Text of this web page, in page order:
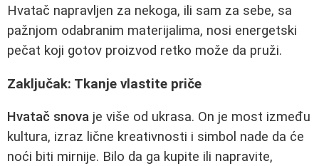
Hvatač napravljen za nekoga, ili sam za sebe, sa
pažnjom odabranim materijalima, nosi energetski
pečat koji gotov proizvod retko može da pruži.
Zaključak: Tkanje vlastite priče
Hvatač snova je više od ukrasa. On je most između
kultura, izraz lične kreativnosti i simbol nade da će
noći biti mirnije. Bilo da ga kupite ili napravite,